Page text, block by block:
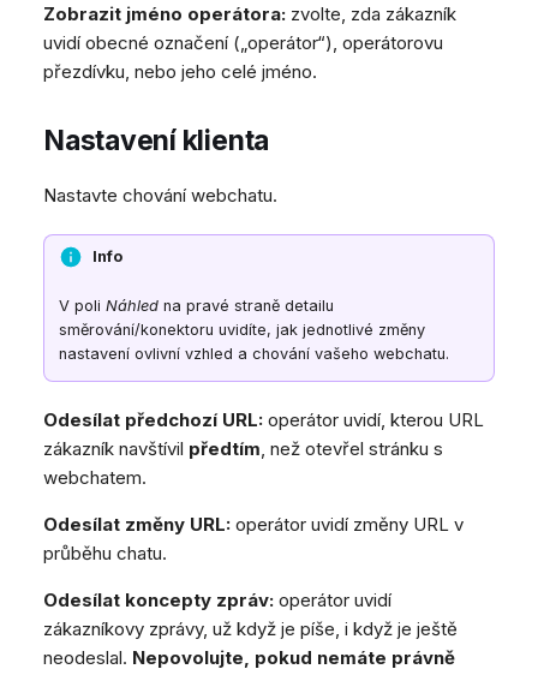
Zobrazit jméno operátora: zvolte, zda zákazník
uvidí obecné označení („operátor“), operátorovu
přezdívku, nebo jeho celé jméno.
Nastavení klienta
Nastavte chování webchatu.
Info
V poli Náhled na pravé straně detailu
směrování/konektoru uvidíte, jak jednotlivé změny
nastavení ovlivní vzhled a chování vašeho webchatu.
Odesílat předchozí URL: operátor uvidí, kterou URL
zákazník navštívil předtím, než otevřel stránku s
webchatem.
Odesílat změny URL: operátor uvidí změny URL v
průběhu chatu.
Odesílat koncepty zpráv: operátor uvidí
zákazníkovy zprávy, už když je píše, i když je ještě
neodeslal. Nepovolujte, pokud nemáte právně